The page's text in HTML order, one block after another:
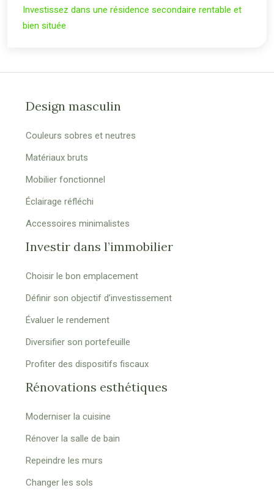
Investissez dans une résidence secondaire rentable et
bien située
Design masculin
Couleurs sobres et neutres
Matériaux bruts
Mobilier fonctionnel
Éclairage réfléchi
Accessoires minimalistes
Investir dans l’immobilier
Choisir le bon emplacement
Définir son objectif d’investissement
Évaluer le rendement
Diversifier son portefeuille
Profiter des dispositifs fiscaux
Rénovations esthétiques
Moderniser la cuisine
Rénover la salle de bain
Repeindre les murs
Changer les sols